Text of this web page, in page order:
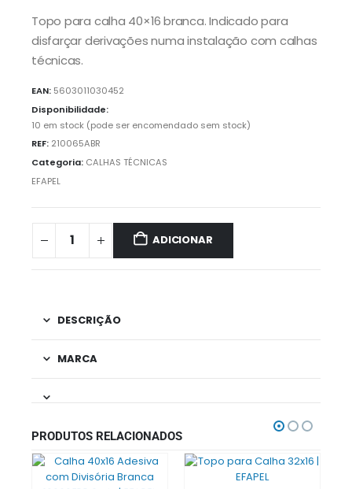
Topo para calha 40×16 branca. Indicado para
disfarçar derivações numa instalação com calhas
técnicas.
EAN: 5603011030452
Disponibilidade:
10 em stock (pode ser encomendado sem stock)
REF: 210065ABR
Categoria: CALHAS TÉCNICAS
EFAPEL
ADICIONAR
DESCRIÇÃO
MARCA
PRODUTOS RELACIONADOS